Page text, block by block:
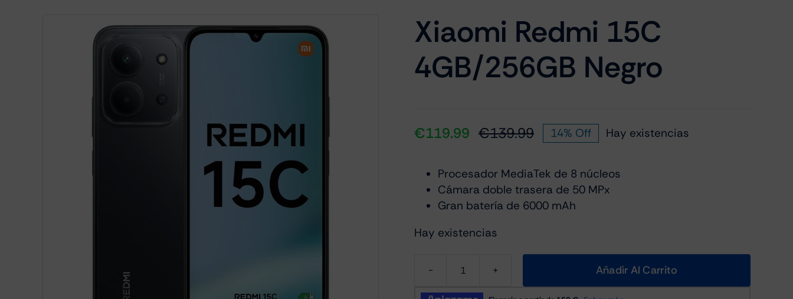
Xiaomi Redmi 15C
4GB/256GB Negro
€139.99El
original
era:
€139.99.
€119.99
El
actual
es:
€119.99.
14% Off Hay existencias
Procesador MediaTek de 8 núcleos
Cámara doble trasera de 50 MPx
Gran batería de 6000 mAh
Hay existencias
Xiaomi
Redmi
Añadir Al Carrito